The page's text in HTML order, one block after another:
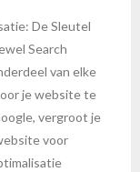
De Sleutel
Search
van elke
je website te
vergroot je
voor